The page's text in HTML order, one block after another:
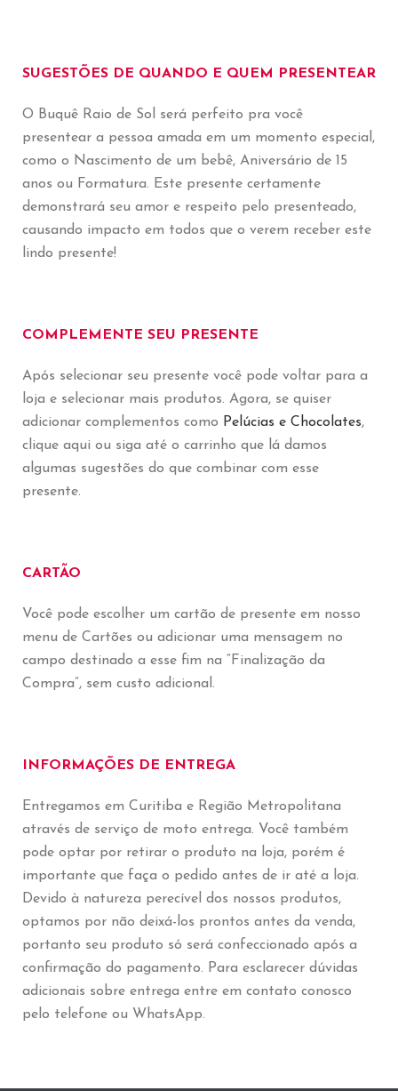
SUGESTÕES DE QUANDO E QUEM PRESENTEAR
O Buquê Raio de Sol será perfeito pra você
presentear a pessoa amada em um momento especial,
como o Nascimento de um bebê, Aniversário de 15
anos ou Formatura. Este presente certamente
demonstrará seu amor e respeito pelo presenteado,
causando impacto em todos que o verem receber este
lindo presente!
COMPLEMENTE SEU PRESENTE
Após selecionar seu presente você pode voltar para a
loja e selecionar mais produtos. Agora, se quiser
adicionar complementos como Pelúcias e Chocolates,
clique aqui ou siga até o carrinho que lá damos
algumas sugestões do que combinar com esse
presente.
CARTÃO
Você pode escolher um cartão de presente em nosso
menu de Cartões ou adicionar uma mensagem no
campo destinado a esse fim na “Finalização da
Compra”, sem custo adicional.
INFORMAÇÕES DE ENTREGA
Entregamos em Curitiba e Região Metropolitana
através de serviço de moto entrega. Você também
pode optar por retirar o produto na loja, porém é
importante que faça o pedido antes de ir até a loja.
Devido à natureza perecível dos nossos produtos,
optamos por não deixá-los prontos antes da venda,
portanto seu produto só será confeccionado após a
confirmação do pagamento. Para esclarecer dúvidas
adicionais sobre entrega entre em contato conosco
pelo telefone ou WhatsApp.